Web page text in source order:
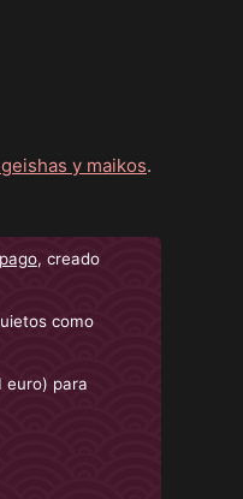
y maikos.
, creado
como
euro) para